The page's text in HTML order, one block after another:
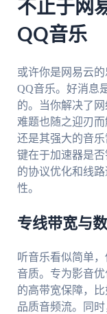
不止于网
QQ音乐
或许你是网易云
QQ音乐。好消息
的。当你解决了网
难题也随之迎刃而
还是其强大的音
键在于加速器是否
的协议优化和线
性。
专线带宽与
听音乐看似简单
音质。专为影音
的高带宽保障，
品质音频流。同